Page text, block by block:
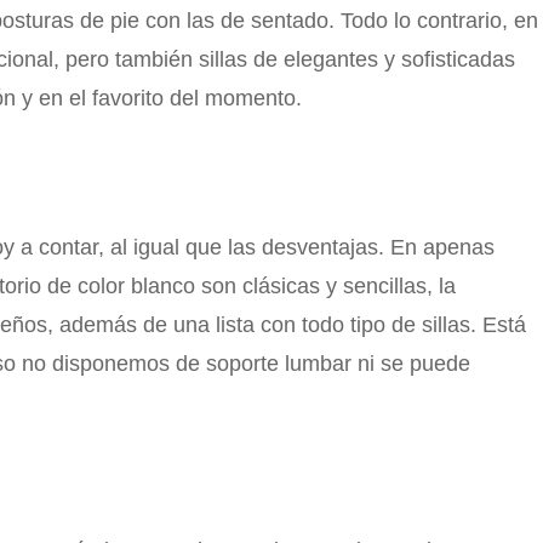
de pie con las de sentado. Todo lo contrario, en
pero también sillas de elegantes y sofisticadas
y en el favorito del momento.
a contar, al igual que las desventajas. En apenas
de color blanco son clásicas y sencillas, la
además de una lista con todo tipo de sillas. Está
no disponemos de soporte lumbar ni se puede